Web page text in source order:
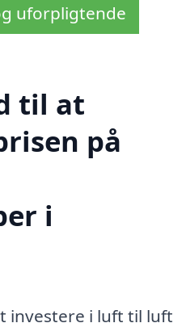
uforpligtende
til at
på
i
investere i luft til luft